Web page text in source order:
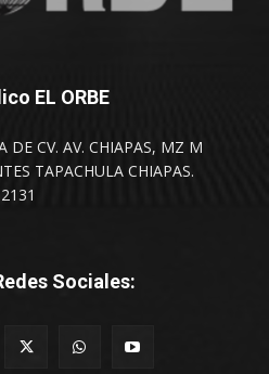
EL ORBE
DE CV. AV. CHIAPAS, MZ M
TAPACHULA CHIAPAS.
Sociales: